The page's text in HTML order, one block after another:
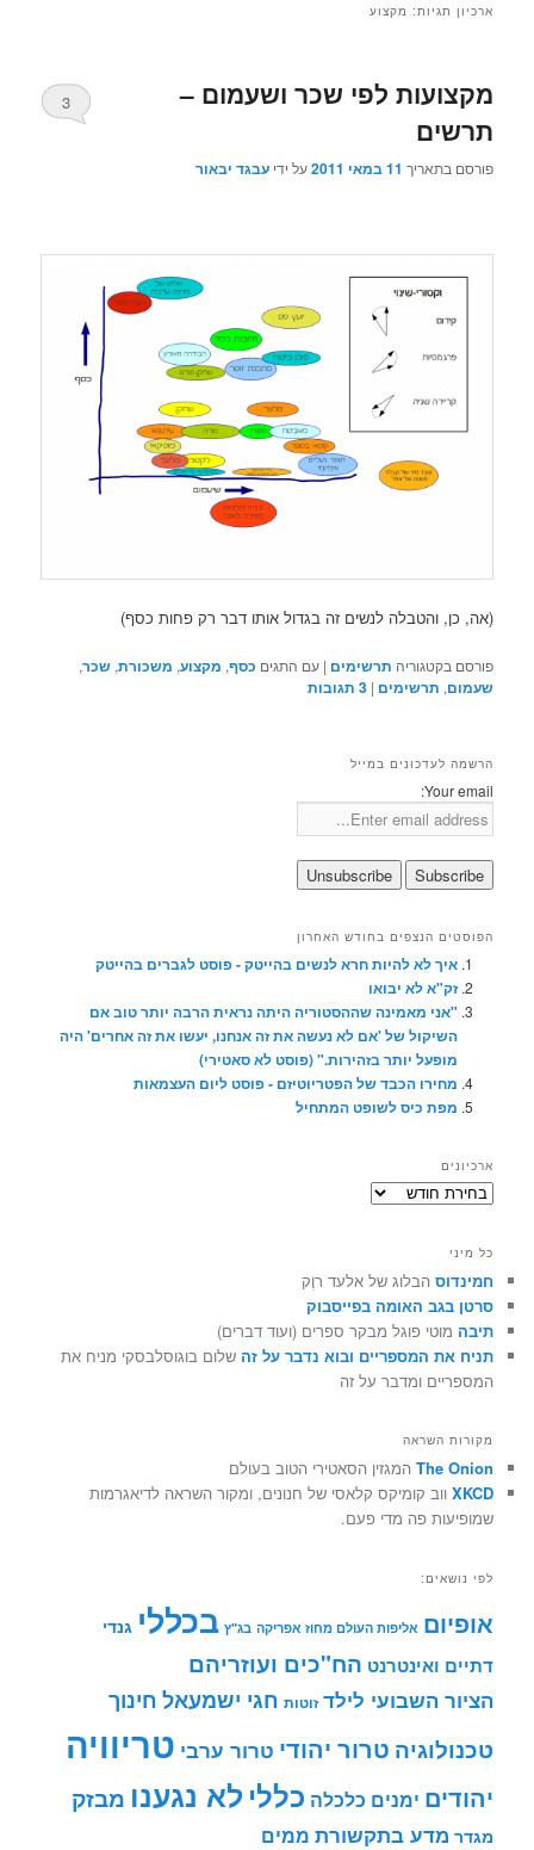
ארכיון תגיות: מקצוע
מקצועות לפי שכר ושעמום –
תרשים
פורסם בתאריך 11 במאי 2011 על ידיעבגד יבאור
3
(אה, כן, והטבלה לנשים זה בגדול אותו דבר רק פחות כסף)
פורסם בקטגוריה תרשימים |עם התגים כסף, מקצוע, משכורת,שכר,
שעמום, תרשימים |
3 תגובות
הרשמה לעדכונים במייל
Your email:
הפוסטים הנצפים בחודש האחרון
איך לא להיות חרא לנשים בהייטק - פוסט לגברים בהייטק
זק"א לא יבואו
"אני מאמינה שההסטוריה היתה נראית הרבה יותר טוב אם
השיקול של 'אם לא נעשה את זה אנחנו, יעשו את זה אחרים' היה
מופעל יותר בזהירות." (פוסט לא סאטירי)
מחירו הכבד של הפטריוטיזם - פוסט ליום העצמאות
מפת כיס לשופט המתחיל
ארכיונים
ארכיונים
כל מיני
חמינדוס הבלוג של אלעד רוֶק
סרטן בגב האומה בפייסבוק
תיבה מוטי פוגל מבקר ספרים (ועוד דברים)
תניח את המספריים ובוא נדבר על זה שלום בוגוסלבסקי מניח את
המספריים ומדבר על זה
מקורות השראה
The Onion המגזין הסאטירי הטוב בעולם
XKCD ווב קומיקס קלאסי של חנונים, ומקור השראה לדיאגרמות
שמופיעות פה מדי פעם.
לפי נושאים:
אופיום אליפות העולם מחוז אפריקה בג"ץ בכללי גנדי
דתיים ואינטרנט הח"כים ועוזריהם
הציור השבועי לילד זוטות חגי ישמעאל חינוך
טכנולוגיה טרור יהודי טרור ערבי טריוויה
יהודים ימנים כלכלה כללי לא נגענו מבזק
מגדר מדע בתקשורת ממים